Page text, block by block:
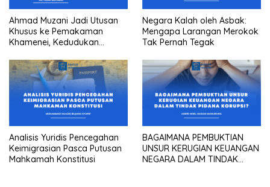
Ahmad Muzani Jadi Utusan
Khusus ke Pemakaman
Khamenei, Kedudukan
sebagai “the highest
diplomatic head””
Negara Kalah oleh Asbak:
Mengapa Larangan Merokok
Tak Pernah Tegak
Analisis Yuridis Pencegahan
Keimigrasian Pasca Putusan
Mahkamah Konstitusi
BAGAIMANA PEMBUKTIAN
UNSUR KERUGIAN KEUANGAN
NEGARA DALAM TINDAK